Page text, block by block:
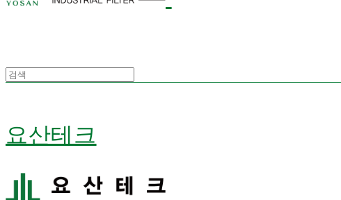
요산테크